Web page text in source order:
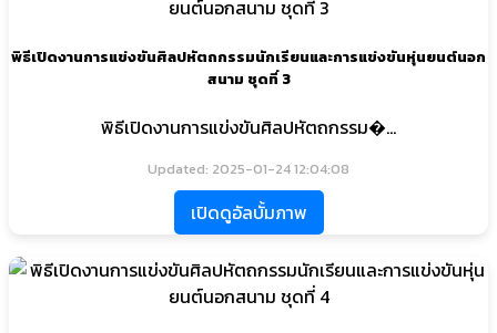
พิธีเปิดงานการแข่งขันศิลปหัตถกรรมนักเรียนและการแข่งขันหุ่นยนต์นอก
สนาม ชุดที่ 3
พิธีเปิดงานการแข่งขันศิลปหัตถกรรม�...
Updated: 2025-01-24 12:04:08
เปิดดูอัลบั้มภาพ